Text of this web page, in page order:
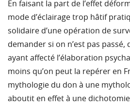
En faisant la part de l’effet
mode d’éclairage trop hâtif
solidaire d’une opération de
demander si on n’est pas passé,
ayant affecté l’élaboration
moins qu’on peut la repérer en
mythologie du don à une
aboutit en effet à une